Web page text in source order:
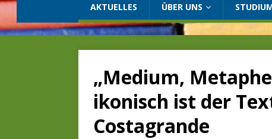
AKTUELLES ÜBER UNS
„Medium,
ikonisch ist der
Costagrande